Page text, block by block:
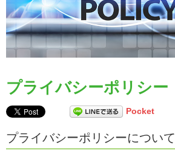
プライバシーポリシー
Pocket
プライバシーポリシーについて